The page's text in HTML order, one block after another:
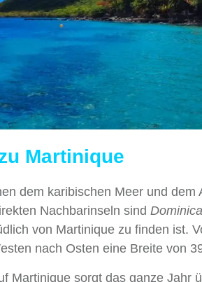
Martinique
dem karibischen Meer und
Nachbarinseln sind Dominica
von Martinique zu finden ist.
nach Osten eine Breite von
Martinique sorgt das ganze Jahr